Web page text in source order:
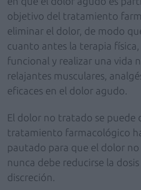
objetivo del tratamiento
eliminar el dolor, de modo
cuanto antes la terapia
funcional y realizar una vida
relajantes musculares,
eficaces en el dolor agudo.
El dolor no tratado se puede
tratamiento farmacológico
pautado para que el dolor
nunca debe reducirse la
discreción.